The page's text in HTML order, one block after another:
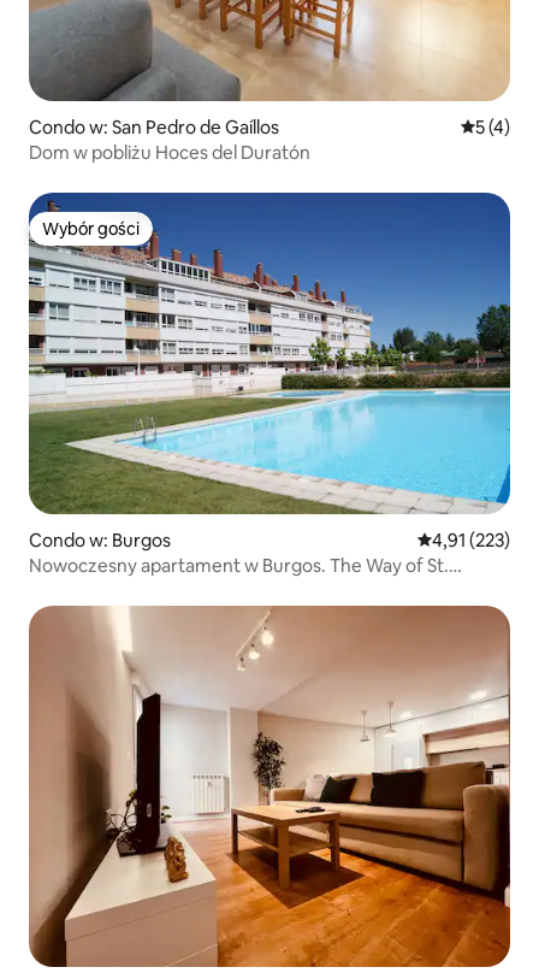
Condo w: San Pedro de Gaíllos Średnia
5 (4)
Dom w pobliżu Hoces del Duratón
Wybór gości
Wybór gości
Condo w: Burgos Średnia
4,91 (223)
Nowoczesny apartament w Burgos. The Way of St.